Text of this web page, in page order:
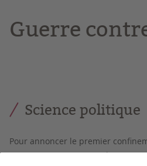
Guerre
Science politique
Pour annoncer le premier
16 mars 2020, Emmanuel Macron